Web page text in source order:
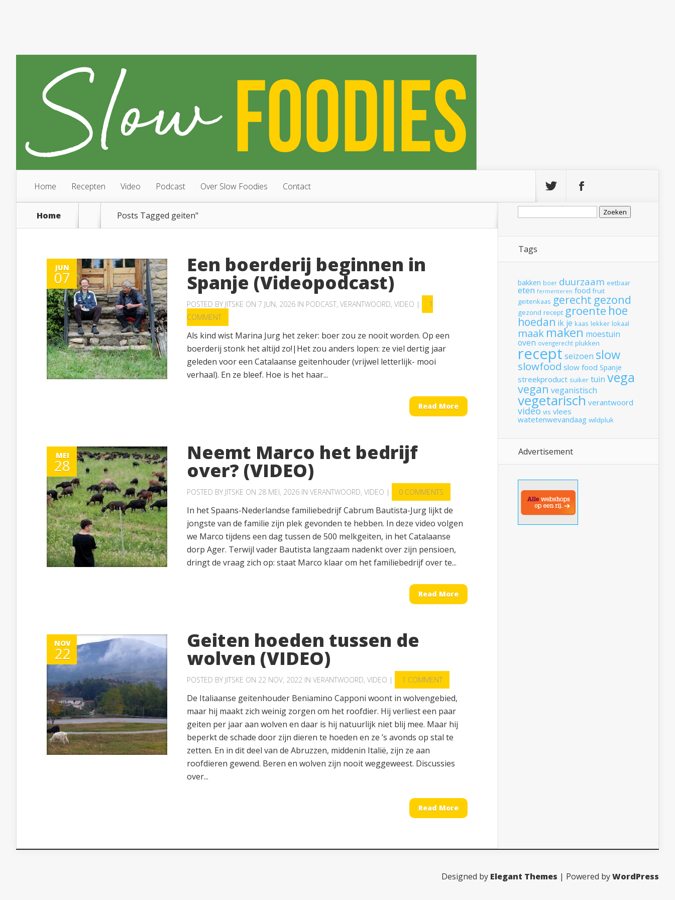
Home Recepten Video Podcast Over Slow Foodies Contact
Home Posts Tagged geiten"
JUN
07
Een boerderij beginnen in
Spanje (Videopodcast)
POSTED BY JITSKE ON 7 JUN, 2026 IN PODCAST, VERANTWOORD, VIDEO |
1
COMMENT
Als kind wist Marina Jurg het zeker: boer zou ze nooit worden. Op een
boerderij stonk het altijd zo!|Het zou anders lopen: ze viel dertig jaar
geleden voor een Catalaanse geitenhouder (vrijwel letterlijk- mooi
verhaal). En ze bleef. Hoe is het haar...
Read More
MEI
28
Neemt Marco het bedrijf
over? (VIDEO)
POSTED BY JITSKE ON 28 MEI, 2026 IN VERANTWOORD, VIDEO | 0 COMMENTS
In het Spaans-Nederlandse familiebedrijf Cabrum Bautista-Jurg lijkt de
jongste van de familie zijn plek gevonden te hebben. In deze video volgen
we Marco tijdens een dag tussen de 500 melkgeiten, in het Catalaanse
dorp Ager. Terwijl vader Bautista langzaam nadenkt over zijn pensioen,
dringt de vraag zich op: staat Marco klaar om het familiebedrijf over te...
Read More
NOV
22
Geiten hoeden tussen de
wolven (VIDEO)
POSTED BY JITSKE ON 22 NOV, 2022 IN VERANTWOORD, VIDEO | 1 COMMENT
De Italiaanse geitenhouder Beniamino Capponi woont in wolvengebied,
maar hij maakt zich weinig zorgen om het roofdier. Hij verliest een paar
geiten per jaar aan wolven en daar is hij natuurlijk niet blij mee. Maar hij
beperkt de schade door zijn dieren te hoeden en ze ’s avonds op stal te
zetten. En in dit deel van de Abruzzen, middenin Italië, zijn ze aan
roofdieren gewend. Beren en wolven zijn nooit weggeweest. Discussies
over...
Read More
Zoeken
Tags
bakken boer duurzaam eetbaar
eten fermenteren food fruit
geitenkaas gerecht gezond
gezond recept groente hoe
hoedan ik je kaas lekker lokaal
maak maken moestuin
oven ovengerecht plukken
recept seizoen slow
slowfood slow food Spanje
streekproduct suiker tuin vega
vegan veganistisch
vegetarisch verantwoord
video vis vlees
watetenwevandaag wildpluk
Advertisement
Designed by Elegant Themes | Powered byWordPress